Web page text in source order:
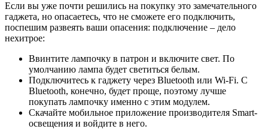
Если вы уже почти решились на покупку это замечательного
гаджета, но опасаетесь, что не сможете его подключить,
поспешим развеять ваши опасения: подключение – дело
нехитрое:
Ввинтите лампочку в патрон и включите свет. По
умолчанию лампа будет светиться белым.
Подключитесь к гаджету через Bluetooth или Wi-Fi. С
Bluetooth, конечно, будет проще, поэтому лучше
покупать лампочку именно с этим модулем.
Скачайте мобильное приложение производителя Smart-
освещения и войдите в него.